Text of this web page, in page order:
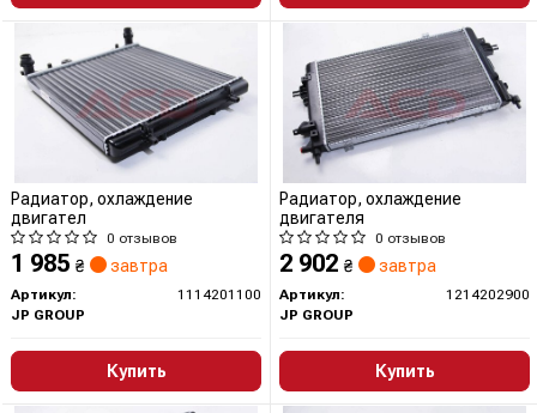
Радиатор, охлаждение
двигател
0 отзывов
1 985 ₴ завтра
Артикул:
1114201100
JP GROUP
Купить
Радиатор, охлаждение
двигателя
0 отзывов
2 902 ₴ завтра
Артикул:
1214202900
JP GROUP
Купить